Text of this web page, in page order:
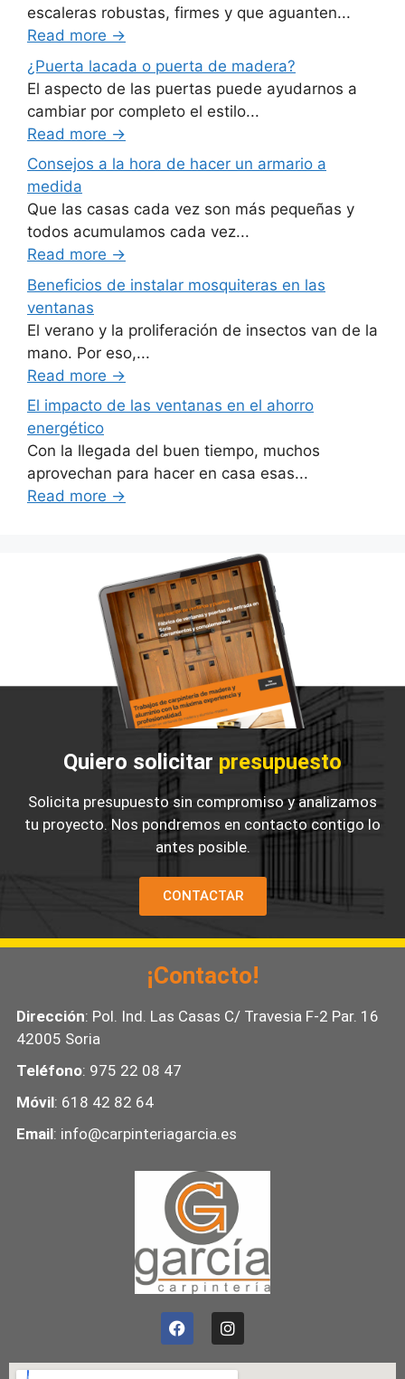
escaleras robustas, firmes y que aguanten...
Read more →
¿Puerta lacada o puerta de madera?
El aspecto de las puertas puede ayudarnos a
cambiar por completo el estilo...
Read more →
Consejos a la hora de hacer un armario a
medida
Que las casas cada vez son más pequeñas y
todos acumulamos cada vez...
Read more →
Beneficios de instalar mosquiteras en las
ventanas
El verano y la proliferación de insectos van de la
mano. Por eso,...
Read more →
El impacto de las ventanas en el ahorro
energético
Con la llegada del buen tiempo, muchos
aprovechan para hacer en casa esas...
Read more →
Quiero solicitar presupuesto
Solicita presupuesto sin compromiso y analizamos
tu proyecto. Nos pondremos en contacto contigo lo
antes posible.
CONTACTAR
¡Contacto!
Dirección: Pol. Ind. Las Casas C/ Travesia F-2 Par. 16
42005 Soria
Teléfono: 975 22 08 47
Móvil: 618 42 82 64
Email: info@carpinteriagarcia.es